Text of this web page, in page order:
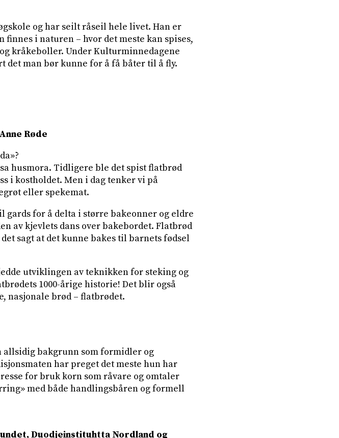
og har seilt råseil hele livet. Han er
i naturen – hvor det meste kan spises,
kråkeboller. Under Kulturminnedagene
man bør kunne for å få båter til å fly.
Røde
husmora. Tidligere ble det spist flatbrød
i kostholdet. Men i dag tenker vi på
eller spekemat.
for å delta i større bakeonner og eldre
av kjevlets dans over bakebordet. Flatbrød
sagt at det kunne bakes til barnets fødsel
utviklingen av teknikken for steking og
1000-årige historie! Det blir også
nasjonale brød – flatbrødet.
allsidig bakgrunn som formidler og
har preget det meste hun har
for bruk korn som råvare og omtaler
med både handlingsbåren og formell
Duodjeinstituhtta Nordland og